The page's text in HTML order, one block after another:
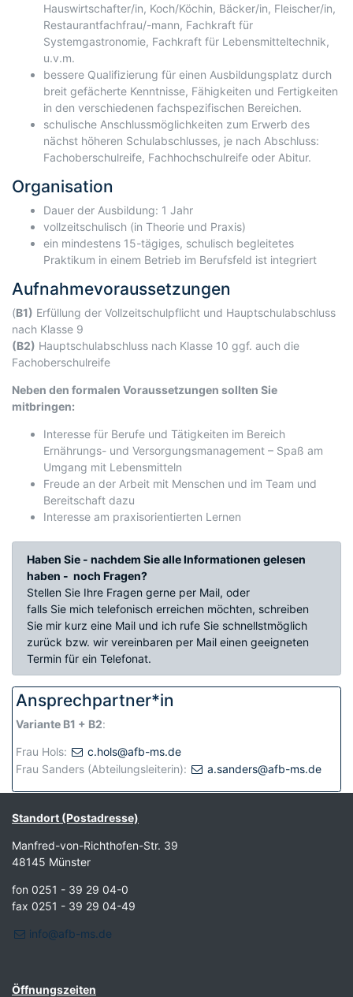
Hauswirtschafter/in, Koch/Köchin, Bäcker/in, Fleischer/in,
Restaurantfachfrau/-mann, Fachkraft für
Systemgastronomie, Fachkraft für Lebensmitteltechnik,
u.v.m.
bessere Qualifizierung für einen Ausbildungsplatz durch
breit gefächerte Kenntnisse, Fähigkeiten und Fertigkeiten
in den verschiedenen fachspezifischen Bereichen.
schulische Anschlussmöglichkeiten zum Erwerb des
nächst höheren Schulabschlusses, je nach Abschluss:
Fachoberschulreife, Fachhochschulreife oder Abitur.
Organisation
Dauer der Ausbildung: 1 Jahr
vollzeitschulisch (in Theorie und Praxis)
ein mindestens 15-tägiges, schulisch begleitetes
Praktikum in einem Betrieb im Berufsfeld ist integriert
Aufnahmevoraussetzungen
(B1) Erfüllung der Vollzeitschulpflicht und Hauptschulabschluss
nach Klasse 9
(B2) Hauptschulabschluss nach Klasse 10 ggf. auch die
Fachoberschulreife
Neben den formalen Voraussetzungen sollten Sie
mitbringen:
Interesse für Berufe und Tätigkeiten im Bereich
Ernährungs- und Versorgungsmanagement – Spaß am
Umgang mit Lebensmitteln
Freude an der Arbeit mit Menschen und im Team und
Bereitschaft dazu
Interesse am praxisorientierten Lernen
Haben Sie - nachdem Sie alle Informationen gelesen
haben - noch Fragen?
Stellen Sie Ihre Fragen gerne per Mail, oder
falls Sie mich telefonisch erreichen möchten, schreiben
Sie mir kurz eine Mail und ich rufe Sie schnellstmöglich
zurück bzw. wir vereinbaren per Mail einen geeigneten
Termin für ein Telefonat.
Ansprechpartner*in
Variante B1 + B2:
Frau Hols:
c.hols@afb-ms.de
Frau Sanders (Abteilungsleiterin):
a.sanders@afb-ms.de
Standort (Postadresse)
Manfred-von-Richthofen-Str. 39
48145 Münster
fon 0251 - 39 29 04-0
fax 0251 - 39 29 04-49
info@afb-ms.de
Öffnungszeiten